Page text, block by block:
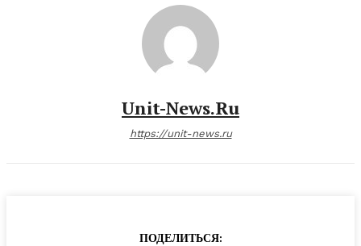
Unit-News.ru
https://unit-news.ru
ПОДЕЛИТЬСЯ: